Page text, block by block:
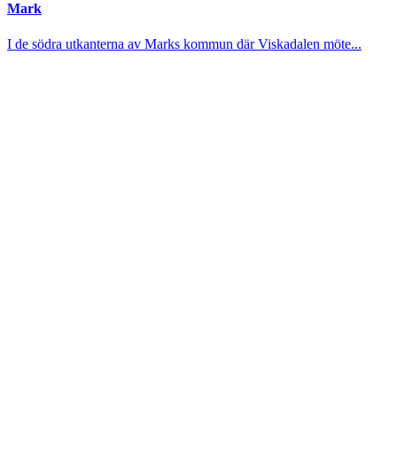
Mark
I de södra utkanterna av Marks kommun där Viskadalen möte...